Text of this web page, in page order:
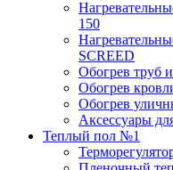
150
SCREED
Обогрев труб
Обогрев
Обогрев
Аксессуары
Теплый пол №1